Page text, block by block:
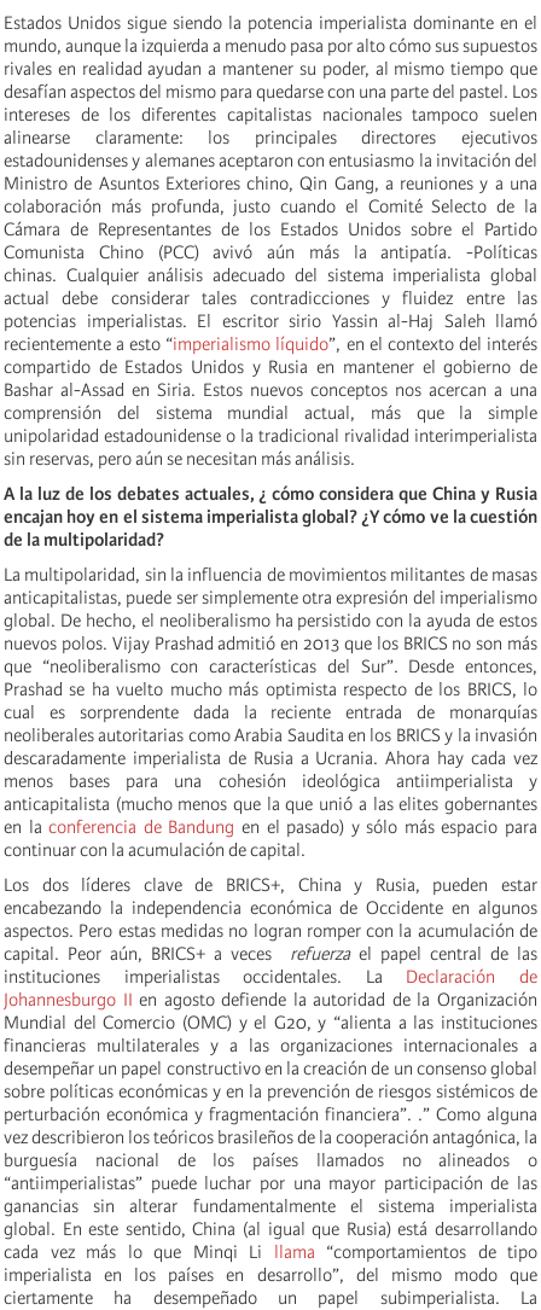
Estados Unidos sigue siendo la potencia imperialista dominante en el
mundo, aunque la izquierda a menudo pasa por alto cómo sus supuestos
rivales en realidad ayudan a mantener su poder, al mismo tiempo que
desafían aspectos del mismo para quedarse con una parte del pastel. Los
intereses de los diferentes capitalistas nacionales tampoco suelen
alinearse claramente: los principales directores ejecutivos
estadounidenses y alemanes aceptaron con entusiasmo la invitación del
Ministro de Asuntos Exteriores chino, Qin Gang, a reuniones y a una
colaboración más profunda, justo cuando el Comité Selecto de la
Cámara de Representantes de los Estados Unidos sobre el Partido
Comunista Chino (PCC) avivó aún más la antipatía. -Políticas
chinas. Cualquier análisis adecuado del sistema imperialista global
actual debe considerar tales contradicciones y fluidez entre las
potencias imperialistas. El escritor sirio Yassin al-Haj Saleh llamó
recientemente a esto “imperialismo líquido”, en el contexto del interés
compartido de Estados Unidos y Rusia en mantener el gobierno de
Bashar al-Assad en Siria. Estos nuevos conceptos nos acercan a una
comprensión del sistema mundial actual, más que la simple
unipolaridad estadounidense o la tradicional rivalidad interimperialista
sin reservas, pero aún se necesitan más análisis.
A la luz de los debates actuales, ¿ cómo considera que China y Rusia
encajan hoy en el sistema imperialista global? ¿Y cómo ve la cuestión
de la multipolaridad?
La multipolaridad, sin la influencia de movimientos militantes de masas
anticapitalistas, puede ser simplemente otra expresión del imperialismo
global. De hecho, el neoliberalismo ha persistido con la ayuda de estos
nuevos polos. Vijay Prashad admitió en 2013 que los BRICS no son más
que “neoliberalismo con características del Sur”. Desde entonces,
Prashad se ha vuelto mucho más optimista respecto de los BRICS, lo
cual es sorprendente dada la reciente entrada de monarquías
neoliberales autoritarias como Arabia Saudita en los BRICS y la invasión
descaradamente imperialista de Rusia a Ucrania. Ahora hay cada vez
menos bases para una cohesión ideológica antiimperialista y
anticapitalista (mucho menos que la que unió a las elites gobernantes
en laconferencia de Bandung en el pasado) y sólo más espacio para
continuar con la acumulación de capital.
Los dos líderes clave de BRICS+, China y Rusia, pueden estar
encabezando la independencia económica de Occidente en algunos
aspectos. Pero estas medidas no logran romper con la acumulación de
capital. Peor aún, BRICS+ a veces refuerzael papel central de las
instituciones imperialistas occidentales. La Declaración de
Johannesburgo IIen agosto defiende la autoridad de la Organización
Mundial del Comercio (OMC) y el G20, y “alienta a las instituciones
financieras multilaterales y a las organizaciones internacionales a
desempeñar un papel constructivo en la creación de un consenso global
sobre políticas económicas y en la prevención de riesgos sistémicos de
perturbación económica y fragmentación financiera”. .” Como alguna
vez describieron los teóricos brasileños de la cooperación antagónica, la
burguesía nacional de los países llamados no alineados o
“antiimperialistas” puede luchar por una mayor participación de las
ganancias sin alterar fundamentalmente el sistema imperialista
global. En este sentido, China (al igual que Rusia) está desarrollando
cada vez más lo que Minqi Li llama “comportamientos de tipo
imperialista en los países en desarrollo”, del mismo modo que
ciertamente ha desempeñado un papel subimperialista. La